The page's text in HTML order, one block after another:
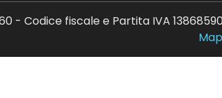
- Codice fiscale e Partita IVA